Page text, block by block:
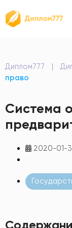
Диплом777 |
право
Система
2020-01-